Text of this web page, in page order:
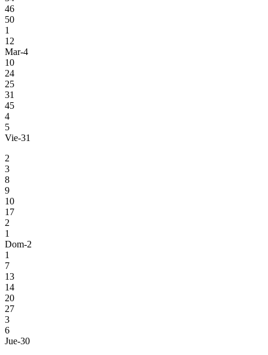
46
50
1
12
Mar-4
10
24
25
31
45
4
5
Vie-31
2
3
8
9
10
17
2
1
Dom-2
1
7
13
14
20
27
3
6
Jue-30